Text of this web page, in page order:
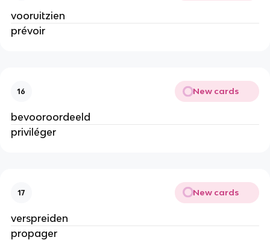
vooruitzien
prévoir
16 New cards
bevooroordeeld
priviléger
17 New cards
verspreiden
propager